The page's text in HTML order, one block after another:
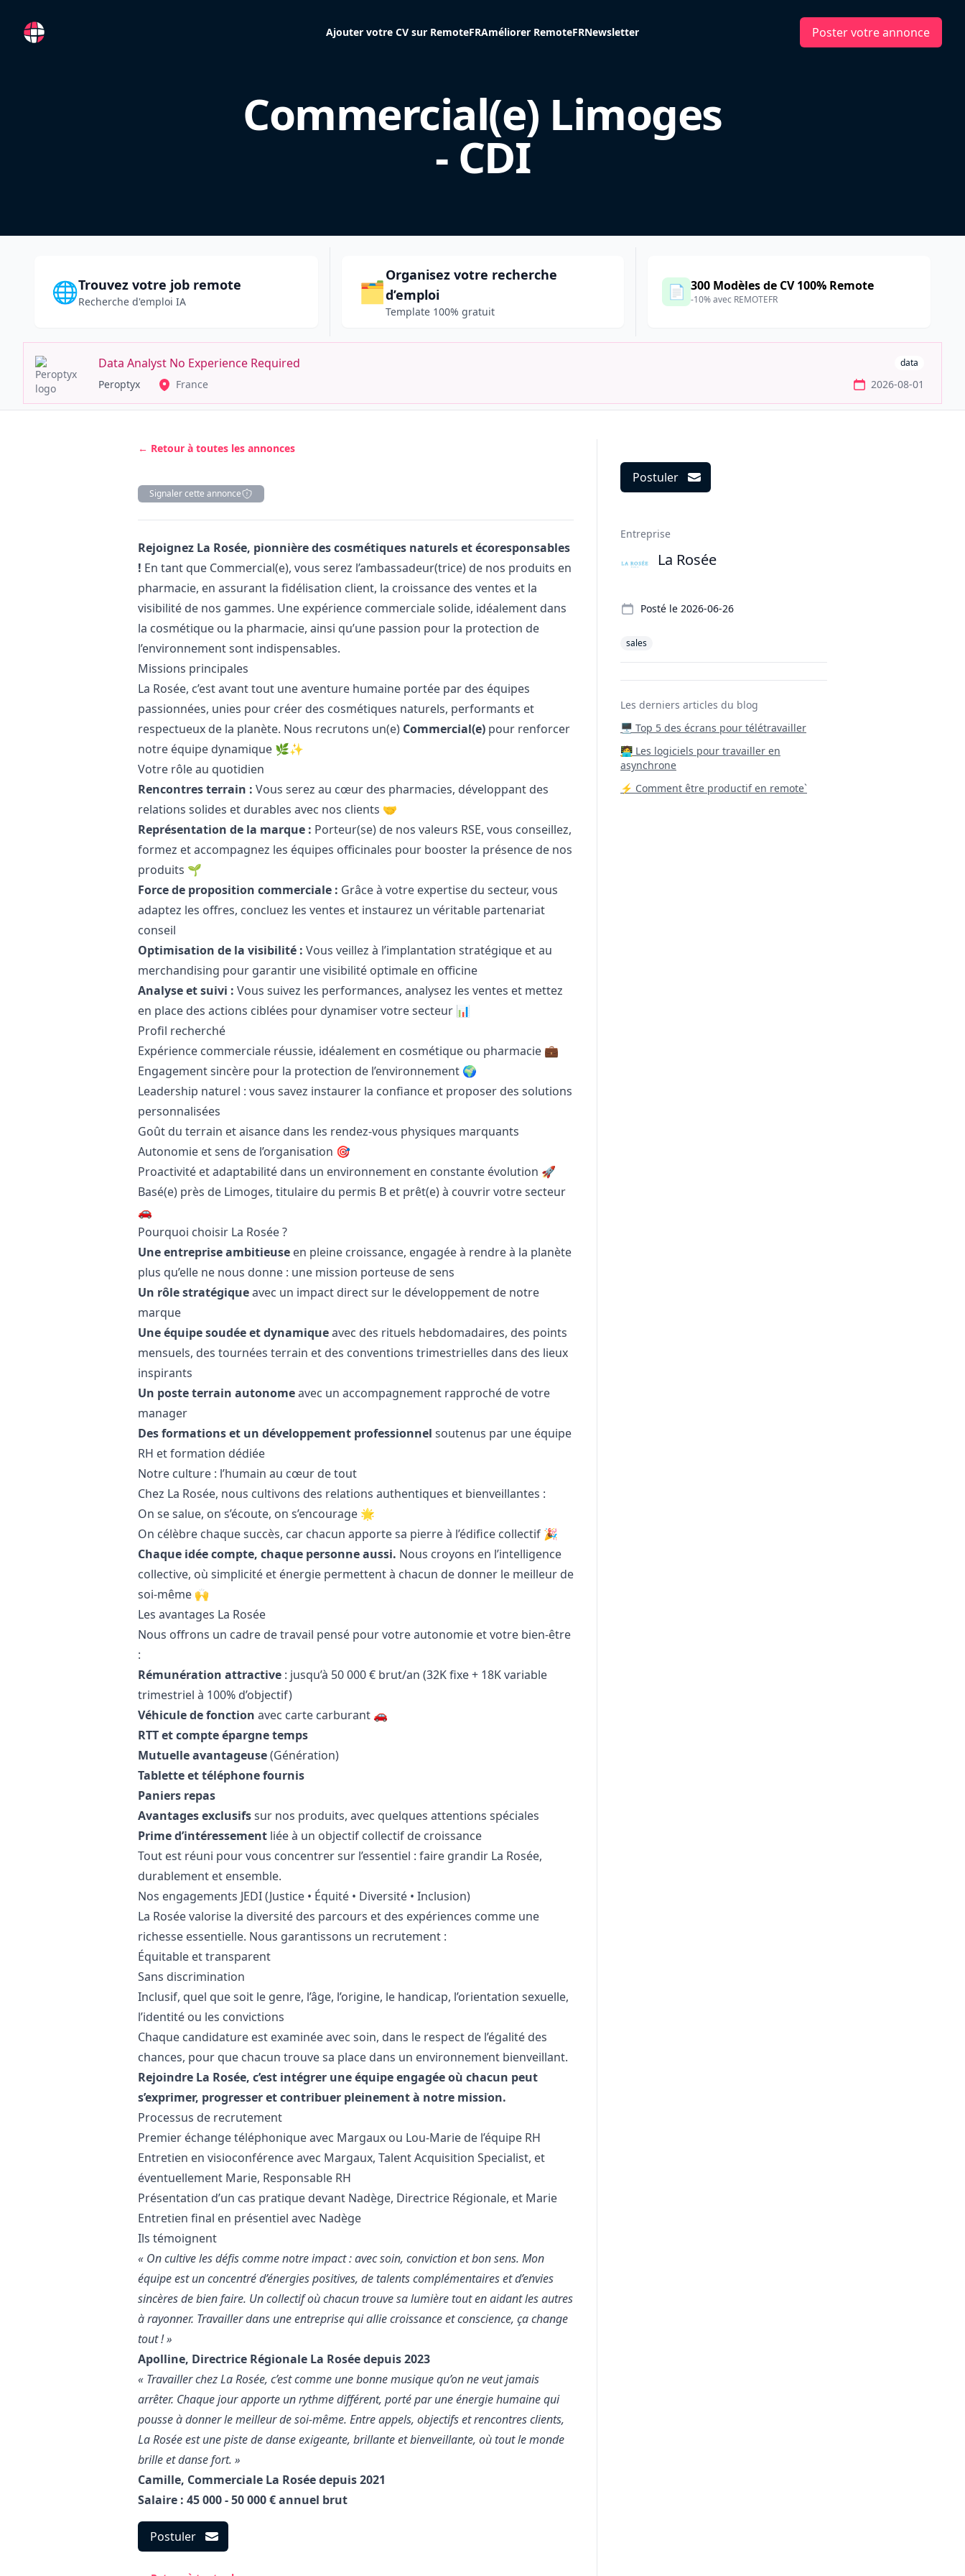
RemoteFR Ajouter votre CV sur RemoteFRAméliorer RemoteFRNewsletter Poster votre annonce
Commercial(e) Limoges
- CDI
🌐Trouvez votre job remote
Recherche d'emploi IA 🗂️
Organisez votre recherche
d’emploi
Template 100% gratuit
📄 300 Modèles de CV 100% Remote
-10% avec REMOTEFR
Data Analyst No Experience Required data
Peroptyx France 2026-08-01
← Retour à toutes les annonces
Signaler cette annonce
Description
Rejoignez La Rosée, pionnière des cosmétiques naturels et écoresponsables
! En tant que Commercial(e), vous serez l’ambassadeur(trice) de nos produits en
pharmacie, en assurant la fidélisation client, la croissance des ventes et la
visibilité de nos gammes. Une expérience commerciale solide, idéalement dans
la cosmétique ou la pharmacie, ainsi qu’une passion pour la protection de
l’environnement sont indispensables.
Missions principales
La Rosée, c’est avant tout une aventure humaine portée par des équipes
passionnées, unies pour créer des cosmétiques naturels, performants et
respectueux de la planète. Nous recrutons un(e) Commercial(e) pour renforcer
notre équipe dynamique 🌿✨
Votre rôle au quotidien
Rencontres terrain : Vous serez au cœur des pharmacies, développant des
relations solides et durables avec nos clients 🤝
Représentation de la marque : Porteur(se) de nos valeurs RSE, vous conseillez,
formez et accompagnez les équipes officinales pour booster la présence de nos
produits 🌱
Force de proposition commerciale : Grâce à votre expertise du secteur, vous
adaptez les offres, concluez les ventes et instaurez un véritable partenariat
conseil
Optimisation de la visibilité : Vous veillez à l’implantation stratégique et au
merchandising pour garantir une visibilité optimale en officine
Analyse et suivi : Vous suivez les performances, analysez les ventes et mettez
en place des actions ciblées pour dynamiser votre secteur 📊
Profil recherché
Expérience commerciale réussie, idéalement en cosmétique ou pharmacie 💼
Engagement sincère pour la protection de l’environnement 🌍
Leadership naturel : vous savez instaurer la confiance et proposer des solutions
personnalisées
Goût du terrain et aisance dans les rendez-vous physiques marquants
Autonomie et sens de l’organisation 🎯
Proactivité et adaptabilité dans un environnement en constante évolution 🚀
Basé(e) près de Limoges, titulaire du permis B et prêt(e) à couvrir votre secteur
🚗
Pourquoi choisir La Rosée ?
Une entreprise ambitieuse en pleine croissance, engagée à rendre à la planète
plus qu’elle ne nous donne : une mission porteuse de sens
Un rôle stratégiqueavec un impact direct sur le développement de notre
marque
Une équipe soudée et dynamiqueavec des rituels hebdomadaires, des points
mensuels, des tournées terrain et des conventions trimestrielles dans des lieux
inspirants
Un poste terrain autonomeavec un accompagnement rapproché de votre
manager
Des formations et un développement professionnel soutenus par une équipe
RH et formation dédiée
Notre culture : l’humain au cœur de tout
Chez La Rosée, nous cultivons des relations authentiques et bienveillantes :
On se salue, on s’écoute, on s’encourage 🌟
On célèbre chaque succès, car chacun apporte sa pierre à l’édifice collectif 🎉
Chaque idée compte, chaque personne aussi. Nous croyons en l’intelligence
collective, où simplicité et énergie permettent à chacun de donner le meilleur de
soi-même 🙌
Les avantages La Rosée
Nous offrons un cadre de travail pensé pour votre autonomie et votre bien-être
:
Rémunération attractive : jusqu’à 50 000 € brut/an (32K fixe + 18K variable
trimestriel à 100% d’objectif)
Véhicule de fonction avec carte carburant 🚗
RTT et compte épargne temps
Mutuelle avantageuse(Génération)
Tablette et téléphone fournis
Paniers repas
Avantages exclusifssur nos produits, avec quelques attentions spéciales
Prime d’intéressement liée à un objectif collectif de croissance
Tout est réuni pour vous concentrer sur l’essentiel : faire grandir La Rosée,
durablement et ensemble.
Nos engagements JEDI (Justice • Équité • Diversité • Inclusion)
La Rosée valorise la diversité des parcours et des expériences comme une
richesse essentielle. Nous garantissons un recrutement :
Équitable et transparent
Sans discrimination
Inclusif, quel que soit le genre, l’âge, l’origine, le handicap, l’orientation sexuelle,
l’identité ou les convictions
Chaque candidature est examinée avec soin, dans le respect de l’égalité des
chances, pour que chacun trouve sa place dans un environnement bienveillant.
Rejoindre La Rosée, c’est intégrer une équipe engagée où chacun peut
s’exprimer, progresser et contribuer pleinement à notre mission.
Processus de recrutement
Premier échange téléphonique avec Margaux ou Lou-Marie de l’équipe RH
Entretien en visioconférence avec Margaux, Talent Acquisition Specialist, et
éventuellement Marie, Responsable RH
Présentation d’un cas pratique devant Nadège, Directrice Régionale, et Marie
Entretien final en présentiel avec Nadège
Ils témoignent
« On cultive les défis comme notre impact : avec soin, conviction et bon sens. Mon
équipe est un concentré d’énergies positives, de talents complémentaires et d’envies
sincères de bien faire. Un collectif où chacun trouve sa lumière tout en aidant les autres
à rayonner. Travailler dans une entreprise qui allie croissance et conscience, ça change
tout ! »
Apolline, Directrice Régionale La Rosée depuis 2023
« Travailler chez La Rosée, c’est comme une bonne musique qu’on ne veut jamais
arrêter. Chaque jour apporte un rythme différent, porté par une énergie humaine qui
pousse à donner le meilleur de soi-même. Entre appels, objectifs et rencontres clients,
La Rosée est une piste de danse exigeante, brillante et bienveillante, où tout le monde
brille et danse fort. »
Camille, Commerciale La Rosée depuis 2021
Salaire : 45 000 - 50 000 € annuel brut
Postuler
Postuler
Entreprise
La Rosée
Posté le 2026-06-26
sales
Les derniers articles du blog
🖥️ Top 5 des écrans pour télétravailler
‍🧑‍💻 Les logiciels pour travailler en
asynchrone
⚡ Comment être productif en remote`